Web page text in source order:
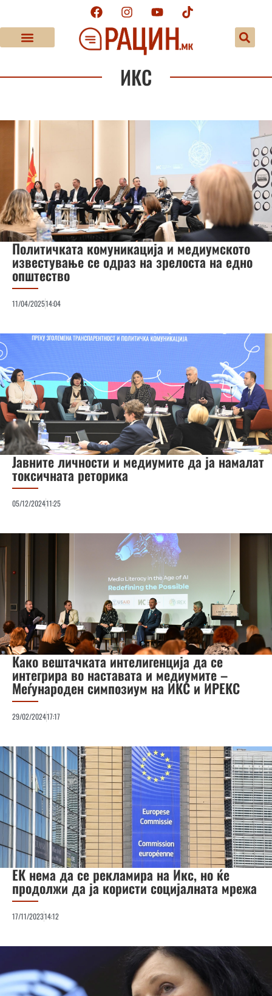
ИКС
Политичката комуникација и медиумското
известување се одраз на зрелоста на едно
општество
11/04/202514:04
Јавните личности и медиумите да ја намалат
токсичната реторика
05/12/202411:25
Како вештачката интелигенција да се
интегрира во наставата и медиумите –
Меѓународен симпозиум на ИКС и ИРЕКС
29/02/202417:17
ЕК нема да се рекламира на Икс, но ќе
продолжи да ја користи социјалната мрежа
17/11/202314:12